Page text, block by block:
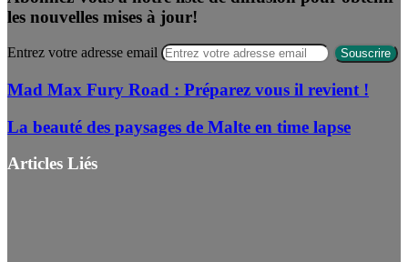
les nouvelles mises à jour!
Entrez votre adresse email
Mad Max Fury Road : Préparez vous il revient !
La beauté des paysages de Malte en time lapse
Articles Liés